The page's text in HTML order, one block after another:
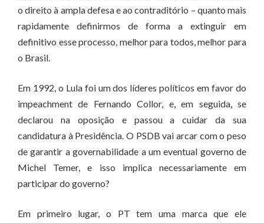
o direito à ampla defesa e ao contraditório – quanto mais
rapidamente definirmos de forma a extinguir em
definitivo esse processo, melhor para todos, melhor para
o Brasil.
Em 1992, o Lula foi um dos líderes políticos em favor do
impeachment de Fernando Collor, e, em seguida, se
declarou na oposição e passou a cuidar da sua
candidatura à Presidência. O PSDB vai arcar com o peso
de garantir a governabilidade a um eventual governo de
Michel Temer, e isso implica necessariamente em
participar do governo?
Em primeiro lugar, o PT tem uma marca que ele